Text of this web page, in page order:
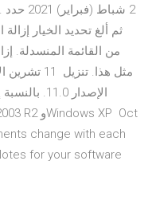
من القائمة المنسدلة.
change with each
for your software